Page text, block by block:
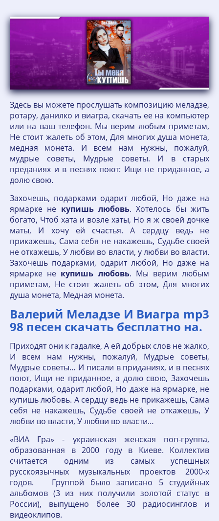
Здесь вы можете прослушать композицию меладзе,
ротару, данилко и виагра, скачать ее на компьютер
или на ваш телефон. Мы верим любым приметам,
Не стоит жалеть об этом, Для многих душа монета,
медная монета. И всем нам нужны, пожалуй,
мудрые советы, Мудрые советы. И в старых
преданиях и в песнях поют: Ищи не приданное, а
долю свою.
Захочешь, подарками одарит любой, Но даже на
ярмарке не купишь любовь. Хотелось бы жить
богато, Чтоб хата и возле хаты, Но я ж своей дочке
маты, И хочу ей счастья. А сердцу ведь не
прикажешь, Сама себя не накажешь, Судьбе своей
не откажешь, У любви во власти, у любви во власти.
Захочешь подарками, одарит любой, Но даже на
ярмарке не купишь любовь. Мы верим любым
приметам, Не стоит жалеть об этом, Для многих
душа монета, Медная монета.
Валерий Меладзе И Виагра mp3
98 песен скачать бесплатно на.
Приходят они к гадалке, А ей добрых слов не жалко,
И всем нам нужны, пожалуй, Мудрые советы,
Мудрые советы… И писали в приданиях, и в песнях
поют, Ищи не приданное, а долю свою, Захочешь
подарками, одарит любой, Но даже на ярмарке, не
купишь любовь. А сердцу ведь не прикажешь, Сама
себя не накажешь, Судьбе своей не откажешь, У
любви во власти, У любви во власти…
«ВИА Гра» - украинская женская поп-группа,
образованная в 2000 году в Киеве. Коллектив
считается одним из самых успешных
русскоязычных музыкальных проектов 2000-х
годов. Группой было записано 5 студийных
альбомов (3 из них получили золотой статус в
России), выпущено более 30 радиосинглов и
видеоклипов.